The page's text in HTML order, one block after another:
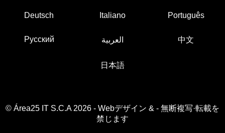
Deutsch Italiano Português
Русский العربية 中文
日本語
© Área25 IT S.C.A 2026 - Webデザイン & - 無断複写·転載を
禁じます